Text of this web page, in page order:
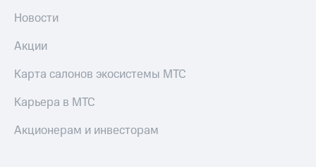
Новости
Акции
Карта салонов экосистемы МТС
Карьера в МТС
Акционерам и инвесторам